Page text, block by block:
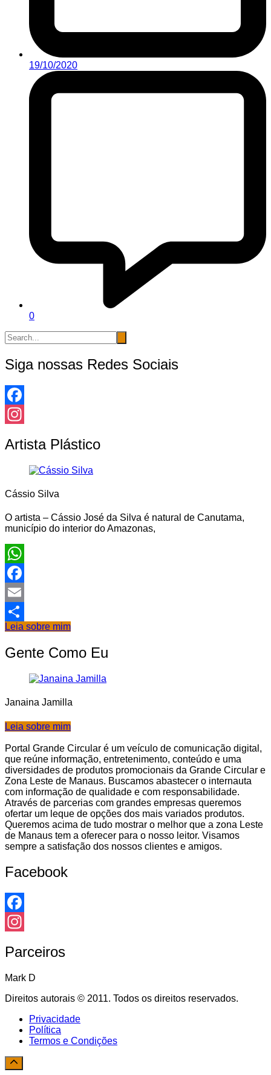
19/10/2020
0
Siga nossas Redes Sociais
Facebook
Artista Plástico
Cássio Silva
O artista – Cássio José da Silva é natural de Canutama,
município do interior do Amazonas,
WhatsApp
Facebook
Email
Share
Leia sobre mim
Gente Como Eu
Janaina Jamilla
Leia sobre mim
Portal Grande Circular é um veículo de comunicação digital,
que reúne informação, entretenimento, conteúdo e uma
diversidades de produtos promocionais da Grande Circular e
Zona Leste de Manaus. Buscamos abastecer o internauta
com informação de qualidade e com responsabilidade.
Através de parcerias com grandes empresas queremos
ofertar um leque de opções dos mais variados produtos.
Queremos acima de tudo mostrar o melhor que a zona Leste
de Manaus tem a oferecer para o nosso leitor. Visamos
sempre a satisfação dos nossos clientes e amigos.
Facebook
Facebook
Parceiros
Mark D
Direitos autorais © 2011. Todos os direitos reservados.
Privacidade
Política
Termos e Condições